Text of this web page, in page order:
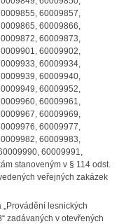
60009857,
60009866,
60009873,
60009902,
60009934,
60009940,
60009952,
60009961,
60009969,
60009977,
60009983,
60009991,
stanoveným v § 114 odst.
veřejných zakázek
lesnických
zadávaných v otevřených